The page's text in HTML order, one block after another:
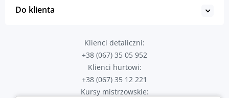
Do klienta
Klienci detaliczni:
+38 (067) 35 05 952
Klienci hurtowi:
+38 (067) 35 12 221
Kursy mistrzowskie: